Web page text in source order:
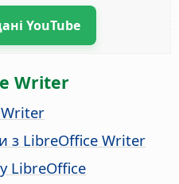
YouTube
Writer
з LibreOffice Writer
LibreOffice